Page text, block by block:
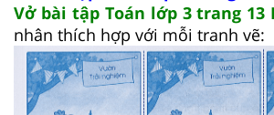
Vở bài tập Toán lớp 3 trang 13
nhân thích hợp với mỗi tranh vẽ: